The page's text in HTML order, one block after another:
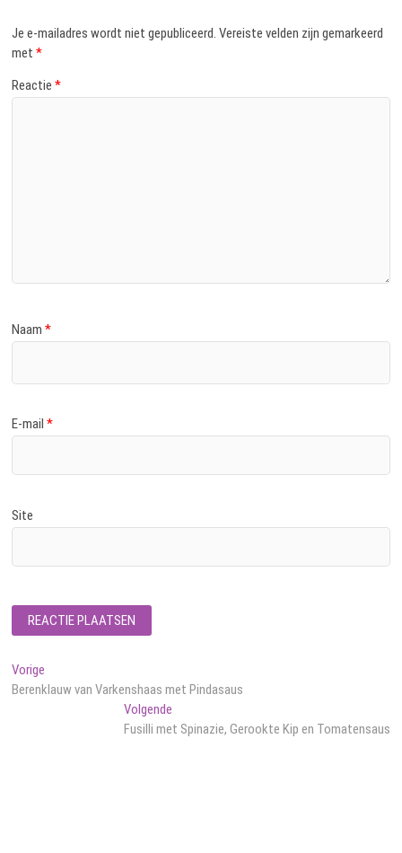
Je e-mailadres wordt niet gepubliceerd. Vereiste velden zijn gemarkeerd
met*
Reactie*
Naam*
E-mail*
Site
Bericht
navigatie
Vorige
bericht:
Berenklauw van Varkenshaas met Pindasaus
VolgendeVolgend
bericht:
Fusilli met Spinazie, Gerookte Kip en Tomatensaus